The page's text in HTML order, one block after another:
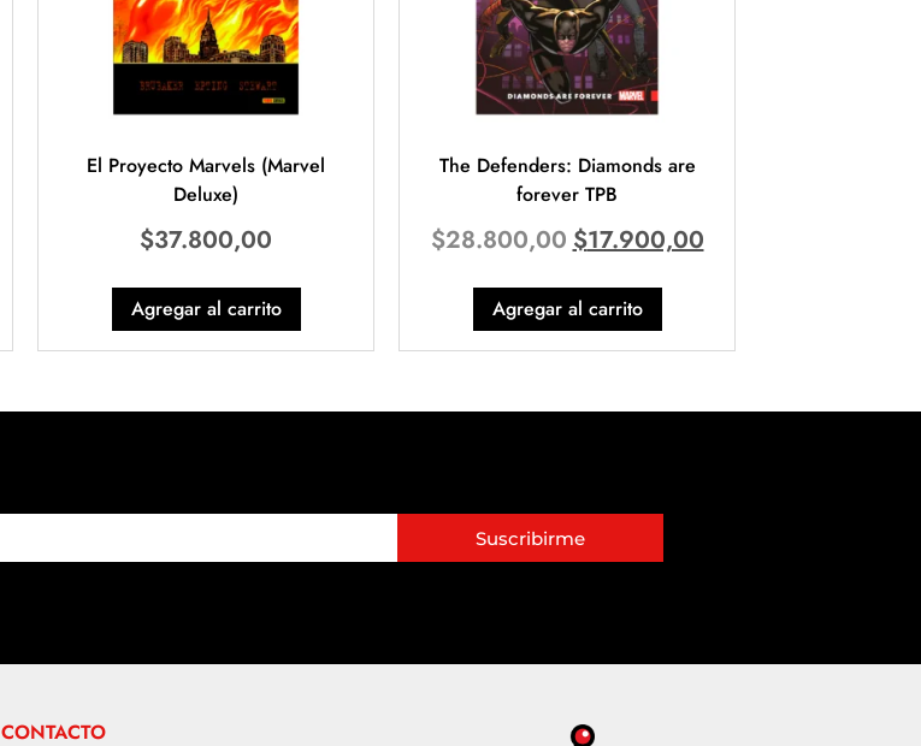
El Proyecto Marvels (Marvel
Deluxe)
$37.800,00
Agregar al carrito
The Defenders: Diamonds are
forever TPB
$28.800,00$17.900,00
Agregar al carrito
Suscribirme
CONTACTO